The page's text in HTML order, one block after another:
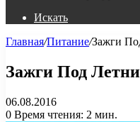
Искать
Главная/Питание/Зажги
Зажги Под
06.08.2016
0 Время чтения: 2 мин.